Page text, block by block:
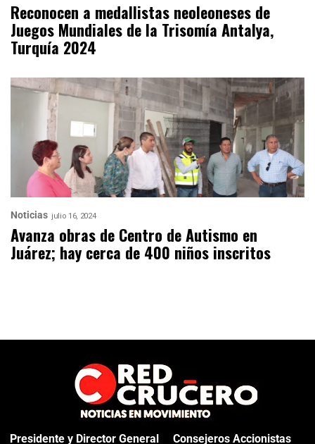
Reconocen a medallistas neoleoneses de
Juegos Mundiales de la Trisomía Antalya,
Turquía 2024
Noticias julio 16, 2024
Avanza obras de Centro de Autismo en
Juárez; hay cerca de 400 niños inscritos
Presidente y Director General Consejeros Accionistas